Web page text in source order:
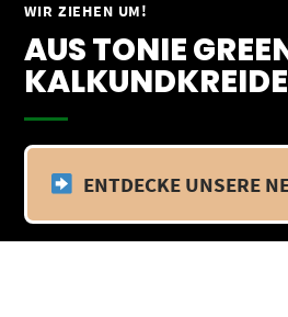
WIR ZIEHEN UM!
AUS TONIE
ENTDECKE UNSERE
Springe
Inhalt
Vom 09.04.25 - 20.04.25 befinden wir
Zeitraum findet kein